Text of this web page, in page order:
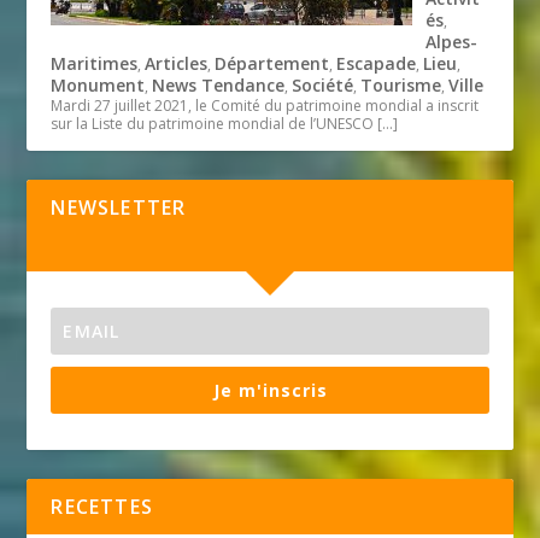
és,
Alpes-
Maritimes,Articles, Département, Escapade, Lieu,
Monument, News Tendance, Société, Tourisme,Ville
Mardi 27 juillet 2021, le Comité du patrimoine mondial a inscrit
sur la Liste du patrimoine mondial de l’UNESCO […]
NEWSLETTER
Je m'inscris
RECETTES